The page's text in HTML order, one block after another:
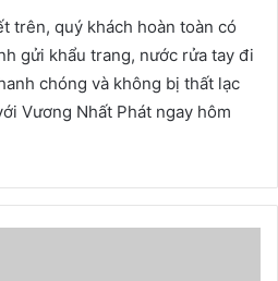
trên, quý khách hoàn toàn có
gửi khẩu trang, nước rửa tay đi
chóng và không bị thất lạc
Vương Nhất Phát ngay hôm